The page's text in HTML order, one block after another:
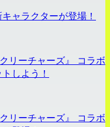
ャラクターが登場！
リーチャーズ』 コラボ
しよう！
リーチャーズ』 コラボ